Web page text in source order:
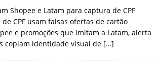
autonomia da IA se torna um risco
NOTÍCIAS
de phishing para 54% NOTÍCIAS
Shopee e Latam para captura de CPF
CPF usam falsas ofertas de cartão
e promoções que imitam a Latam, alerta
copiam identidade visual de […]